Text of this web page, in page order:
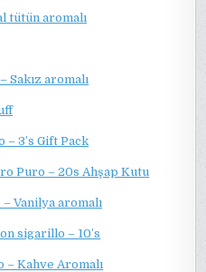
tütün aromalı
Sakız aromalı
3’s Gift Pack
Puro – 20s Ahşap Kutu
Vanilya aromalı
sigarillo – 10’s
– Kahve Aromalı